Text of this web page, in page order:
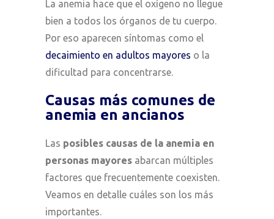
La anemia hace que el oxígeno no llegue
bien a todos los órganos de tu cuerpo.
Por eso aparecen síntomas como el
decaimiento en adultos mayores o la
dificultad para concentrarse.
Causas más comunes de
anemia en ancianos
Las posibles causas de la anemia en
personas mayores abarcan múltiples
factores que frecuentemente coexisten.
Veamos en detalle cuáles son los más
importantes.